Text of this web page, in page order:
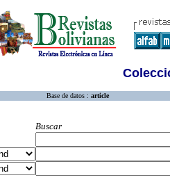
Base de datos : article
Buscar